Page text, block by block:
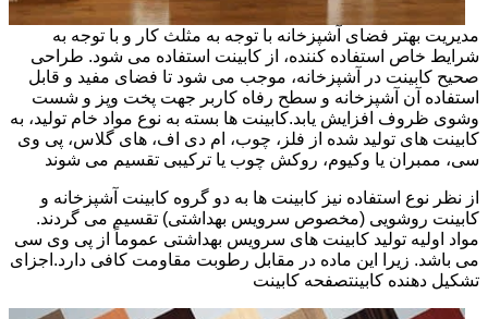
مدیریت بهتر فضای آشپزخانه با توجه به مثلث کار و با توجه به
شرایط خاص استفاده کننده، از کابینت استفاده می شود. طراحی
صحیح کابینت در آشپزخانه، موجب می شود تا فضای مفید و قابل
استفاده آن آشپزخانه و سطح رفاه کاربر جهت پخت وپز و شست
وشوی ظروف افزایش یابد.کابینت ها بسته به نوع مواد خام تولید، به
کابینت های تولید شده از فلز، چوب، ام دی اف، های گلاس، پی وی
سی، ممبران یا وکیوم، روکش چوب یا ترکیبی تقسیم می شوند
از نظر نوع استفاده نیز کابینت ها به دو گروه کابینت آشپزخانه و
کابینت روشویی (مخصوص سرویس بهداشتی) تقسیم می گردند.
مواد اولیه تولید کابینت های سرویس بهداشتی عموماً از پی وی سی
می باشد. زیرا این ماده در مقابل رطوبت مقاومت کافی دارد.اجزای
تشکیل دهنده کابینتصفحه کابینت